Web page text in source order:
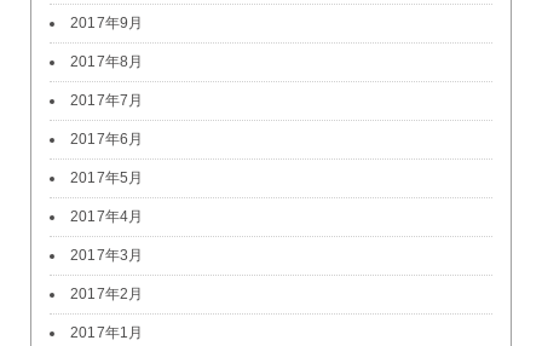
2017年9月
2017年8月
2017年7月
2017年6月
2017年5月
2017年4月
2017年3月
2017年2月
2017年1月